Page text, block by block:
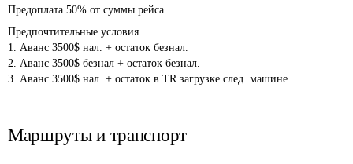
Предоплата 50% от суммы рейса
Предпочтительные условия.
1. Аванс 3500$ нал. + остаток безнал.
2. Аванс 3500$ безнал + остаток безнал.
3. Аванс 3500$ нал. + остаток в TR загрузке след. машине
Маршруты и транспорт